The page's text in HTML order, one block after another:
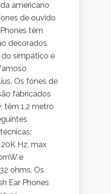
americano
de ouvido
têm
decorados
simpático e
Os fones de
fabricados
têm 1,2 metro
Hz, max
e
ohms. Os
Ear Phones